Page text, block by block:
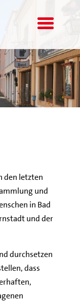
den letzten
und
in Bad
und der
durchsetzen
dass